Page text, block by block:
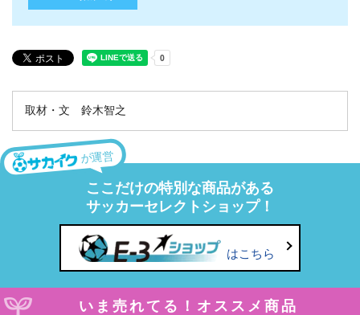
取材・文 鈴木智之
が運営
ここだけの特別な商品がある
サッカーセレクトショップ！
はこちら
いま売れてる！オススメ商品